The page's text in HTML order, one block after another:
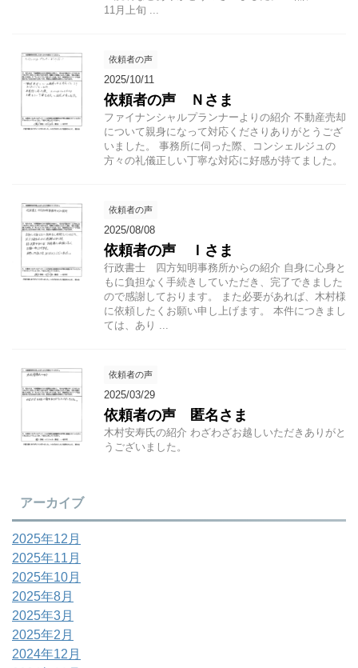
11月上旬 ...
依頼者の声
2025/10/11
依頼者の声 Ｎさま
ファイナンシャルプランナーよりの紹介 不動産売却
について親身になって対応くださりありがとうござ
いました。 事務所に伺った際、コンシェルジュの
方々の礼儀正しい丁寧な対応に好感が持てました。
依頼者の声
2025/08/08
依頼者の声 Ｉさま
行政書士 四方知明事務所からの紹介 自身に心身と
もに負担なく手続きしていただき、完了できました
ので感謝しております。 また必要があれば、木村様
に依頼したくお願い申し上げます。 本件につきまし
ては、あり ...
依頼者の声
2025/03/29
依頼者の声 匿名さま
木村安寿氏の紹介 わざわざお越しいただきありがと
うございました。
アーカイブ
2025年12月
2025年11月
2025年10月
2025年8月
2025年3月
2025年2月
2024年12月